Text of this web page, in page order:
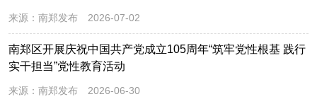
来源： 南郑发布 2026-07-02
南郑区开展庆祝中国共产党成立105周年“筑牢党性根基 践行
实干担当”党性教育活动
来源： 南郑发布 2026-06-30